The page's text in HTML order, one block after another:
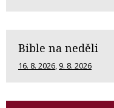
Bible na neděli
16. 8. 2026, 9. 8. 2026